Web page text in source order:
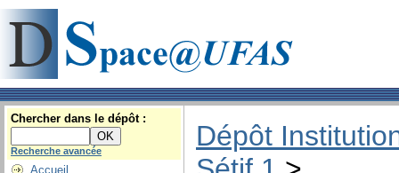
Chercher dans le dépôt :
Recherche avancée
Accueil
Dépôt